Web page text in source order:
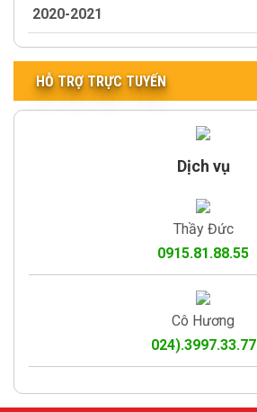
2020-2021
HỖ TRỢ TRỰC TUYẾN
Dịch vụ
Thầy Đức
0915.81.88.55
Cô Hương
024).3997.33.77